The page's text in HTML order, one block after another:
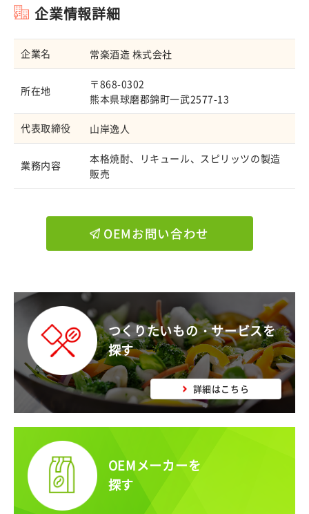
企業情報詳細
企業名 常楽酒造 株式会社
所在地
〒868-0302
熊本県球磨郡錦町一武2577-13
代表取締役 山岸逸人
業務内容
本格焼酎、リキュール、スピリッツの製造
販売
OEMお問い合わせ
つくりたいもの・サービスを
探す
詳細はこちら
OEMメーカーを
探す